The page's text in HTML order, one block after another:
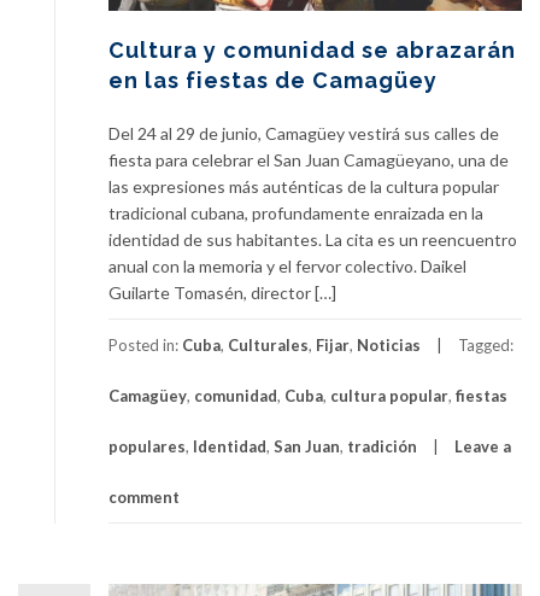
Cultura y comunidad se abrazarán
en las fiestas de Camagüey
Del 24 al 29 de junio, Camagüey vestirá sus calles de
fiesta para celebrar el San Juan Camagüeyano, una de
las expresiones más auténticas de la cultura popular
tradicional cubana, profundamente enraizada en la
identidad de sus habitantes. La cita es un reencuentro
anual con la memoria y el fervor colectivo. Daikel
Guilarte Tomasén, director […]
Posted in: Cuba, Culturales, Fijar, Noticias Tagged:
Camagüey, comunidad, Cuba, cultura popular, fiestas
populares, Identidad, San Juan, tradición Leave a
comment